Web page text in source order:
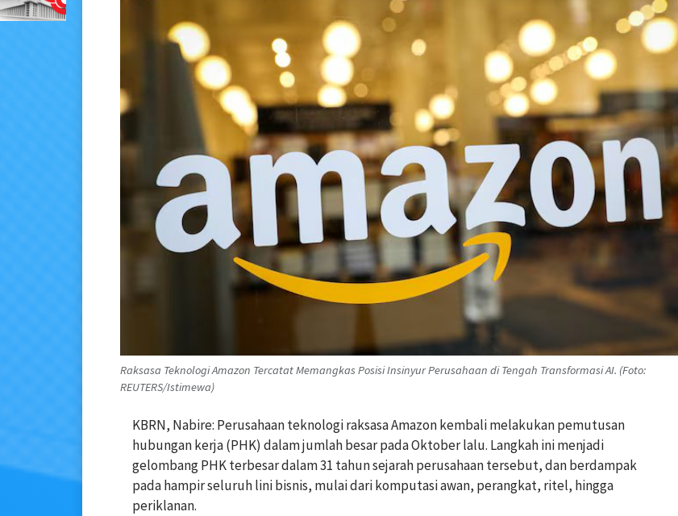
Raksasa Teknologi Amazon Tercatat Memangkas Posisi Insinyur Perusahaan di Tengah Transformasi AI. (Foto:
REUTERS/Istimewa)
KBRN, Nabire: Perusahaan teknologi raksasa Amazon kembali melakukan pemutusan
hubungan kerja (PHK) dalam jumlah besar pada Oktober lalu. Langkah ini menjadi
gelombang PHK terbesar dalam 31 tahun sejarah perusahaan tersebut, dan berdampak
pada hampir seluruh lini bisnis, mulai dari komputasi awan, perangkat, ritel, hingga
periklanan.